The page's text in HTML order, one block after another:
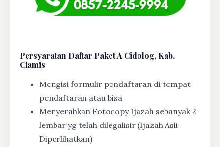
Persyaratan Daftar Paket A Cidolog, Kab.
Ciamis
Mengisi formulir pendaftaran di tempat
pendaftaran atau bisa
Menyerahkan Fotocopy Ijazah sebanyak 2
lembar yg telah dilegalisir (Ijazah Asli
Diperlihatkan)